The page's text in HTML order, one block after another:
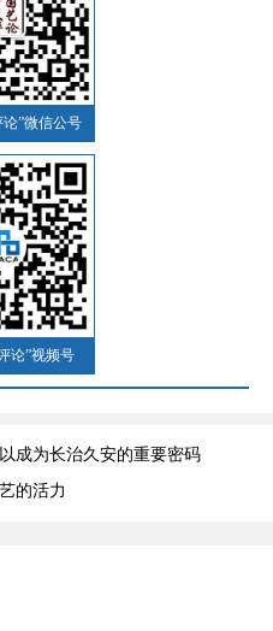
”微信公号
论”视频号
成为长治久安的重要密码
的活力